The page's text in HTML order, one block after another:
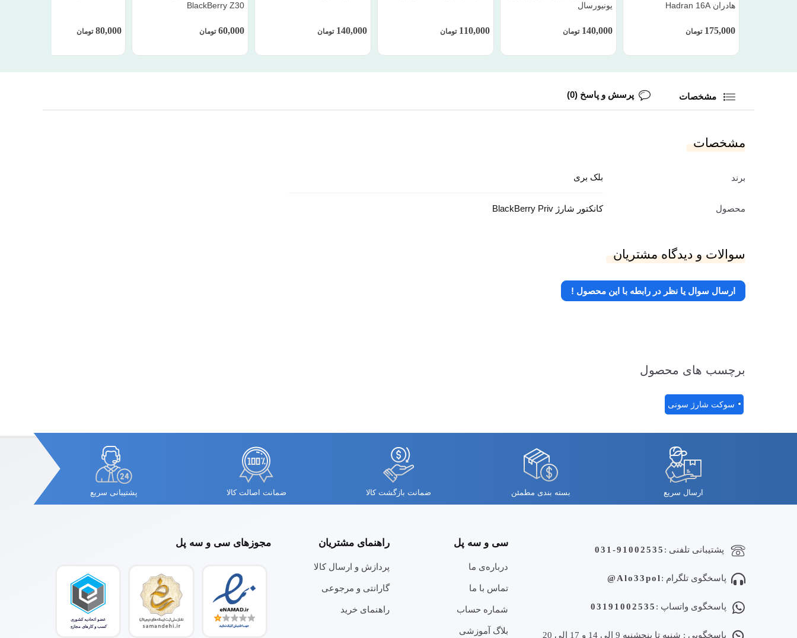
هادران Hadran 16A
175,000 تومان
یونیورسال
140,000 تومان 110,000 تومان 140,000 تومان
BlackBerry Z30
60,000 تومان 80,000 تومان
مشخصات پرسش و پاسخ (0)
مشخصات
برند بلک بری
محصول کانکتور شارژ BlackBerry Priv
سوالات و دیدگاه مشتریان
ارسال سوال یا نظر در رابطه با این محصول !
برچسب های محصول
سوکت شارژ سونی
ارسال سریع بسته بندی مطمئن ضمانت بازگشت کالا ضمانت اصالت کالا پشتیبانی سریع
پشتیبانی تلفنی : 031-91002535
پاسخگوی تلگرام :Alo33pol@
پاسخگوی واتساپ : 03191002535
پاسخگویی : شنبه تا پنجشنبه 9 الی 14 و 17 الی 20
سی و سه پل
درباره‌ی ما
تماس با ما
شماره حساب
بلاگ آموزشی
راهنمای مشتریان
پردازش و ارسال کالا
گارانتی و مرجوعی
راهنمای خرید
مجوزهای سی و سه پل